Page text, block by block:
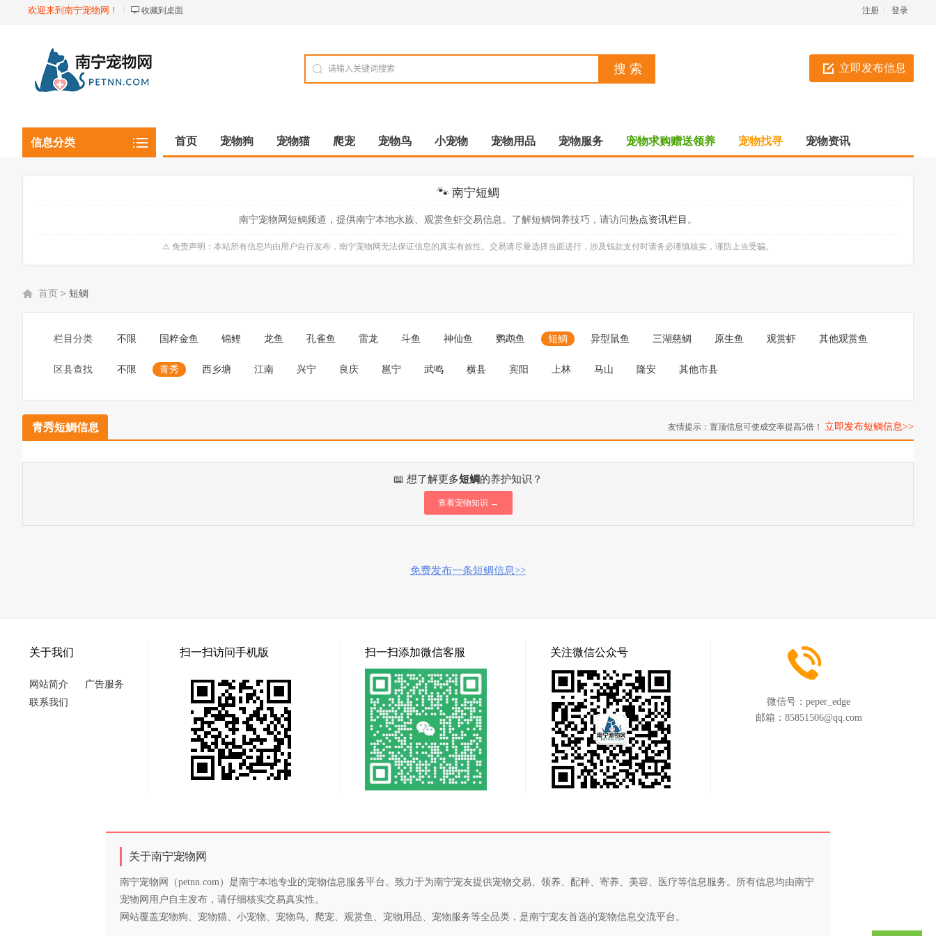
欢迎来到南宁宠物网！ 收藏到桌面 登录
注册
立即发布信息
信息分类 首页 宠物狗 宠物猫 爬宠 宠物鸟 小宠物 宠物用品 宠物服务 宠物求购赠送领养 宠物找寻 宠物资讯
🐾 南宁短鲷
南宁宠物网短鲷频道，提供南宁本地水族、观赏鱼虾交易信息。了解短鲷饲养技巧，请访问热点资讯栏目 。
⚠️ 免责声明：本站所有信息均由用户自行发布，南宁宠物网无法保证信息的真实有效性。交易请尽量选择当面进行，涉及钱款支付时请务必谨慎核实，谨防上当受骗。
首页 > 短鲷
栏目分类 不限 国粹金鱼 锦鲤 龙鱼 孔雀鱼 雷龙 斗鱼 神仙鱼 鹦鹉鱼 短鲷 异型鼠鱼 三湖慈鲷 原生鱼 观赏虾 其他观赏鱼
区县查找 不限 青秀 西乡塘 江南 兴宁 良庆 邕宁 武鸣 横县 宾阳 上林 马山 隆安 其他市县
青秀短鲷信息 友情提示：置顶信息可使成交率提高5倍！ 立即发布短鲷信息>>
📖 想了解更多短鲷的养护知识？
查看宠物知识 →
免费发布一条短鲷信息>>
关于我们
网站简介
广告服务
联系我们
扫一扫访问手机版 扫一扫添加微信客服 关注微信公众号
微信号： peper_edge
邮箱： 85851506@qq.com
关于南宁宠物网
南宁宠物网（petnn.com）是南宁本地专业的宠物信息服务平台。致力于为南宁宠友提供宠物交易、领养、配种、寄养、美容、医疗等信息服务。所有信息均由南宁
宠物网用户自主发布，请仔细核实交易真实性。
网站覆盖宠物狗、宠物猫、小宠物、宠物鸟、爬宠、观赏鱼、宠物用品、宠物服务等全品类，是南宁宠友首选的宠物信息交流平台。